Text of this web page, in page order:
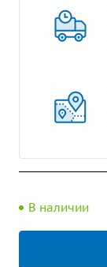
В наличии